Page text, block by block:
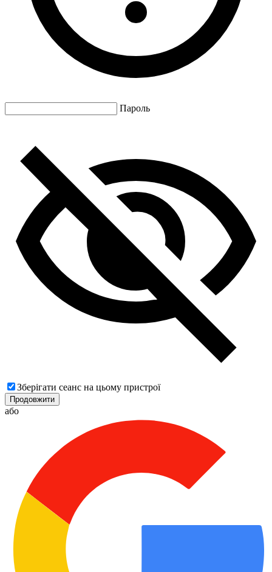
Пароль
Зберігати сеанс на цьому пристрої
Продовжити
або